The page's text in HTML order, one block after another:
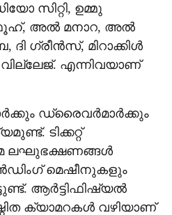
സിറ്റി, ഉമ്മു
അൽ മനാറ, അൽ
മിറാക്കിൾ
എന്നിവയാണ്
ഡ്രൈവർമാർക്കും
ടിക്കറ്റ്
ലഘുഭക്ഷണങ്ങൾ
മെഷീനുകളും
ആർട്ടിഫിഷ്യൽ
ക്യാമറകൾ വഴിയാണ്